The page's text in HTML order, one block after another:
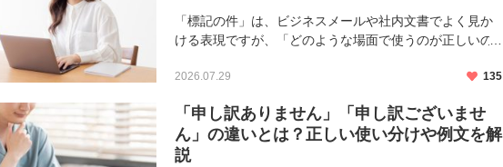
「標記の件」は、ビジネスメールや社内文書でよく見か
ける表現ですが、「どのような場面で使うのが正しいの
いは何か」と疑問に感じたことがある方も多いのではな
2026.07.29 135
「申し訳ありません」「申し訳ございませ
ん」の違いとは？正しい使い分けや例文を解
説